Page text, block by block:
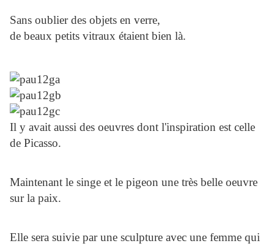
Sans oublier des objets en verre,
de beaux petits vitraux étaient bien là.
Il y avait aussi des oeuvres dont l'inspiration est celle
de Picasso.
Maintenant le singe et le pigeon une très belle oeuvre
sur la paix.
Elle sera suivie par une sculpture avec une femme qui